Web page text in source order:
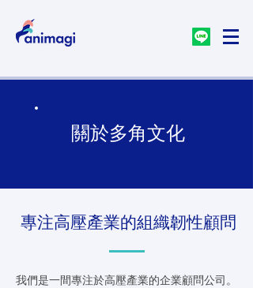
關於多角文化
專注高壓產業的組織韌性顧問
我們是一間專注於高壓產業的企業顧問公司。